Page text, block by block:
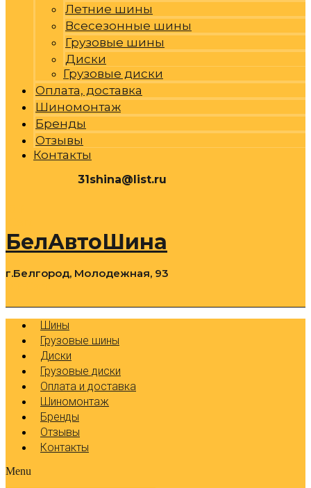
Летние шины
Всесезонные шины
Грузовые шины
Диски
Грузовые диски
Оплата, доставка
Шиномонтаж
Бренды
Отзывы
Контакты
31shina@list.ru
БелАвтоШина
г.Белгород, Молодежная, 93
Шины
Грузовые шины
Диски
Грузовые диски
Оплата и доставка
Шиномонтаж
Бренды
Отзывы
Контакты
Menu